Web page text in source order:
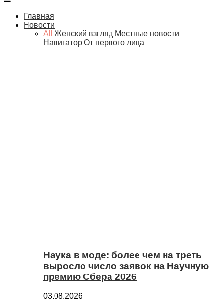
Главная
Новости
All
Женский взгляд Местные новости
Навигатор От первого лица
Наука в моде: более чем на треть
выросло число заявок на Научную
премию Сбера 2026
03.08.2026